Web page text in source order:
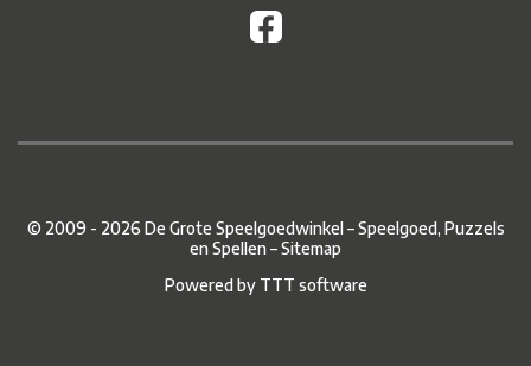
© 2009 - 2026 De Grote Speelgoedwinkel – Speelgoed, Puzzels
en Spellen –Sitemap
Powered by TTT software